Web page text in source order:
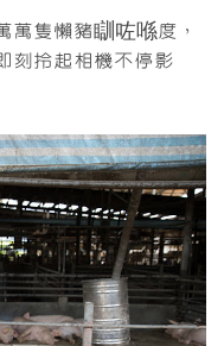
萬隻懶豬瞓咗喺度，
刻拎起相機不停影